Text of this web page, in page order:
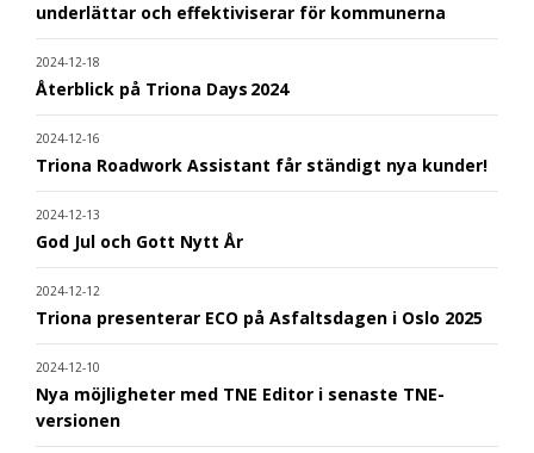
underlättar och effektiviserar för kommunerna
2024-12-18
Återblick på Triona Days 2024
2024-12-16
Triona Roadwork Assistant får ständigt nya kunder!
2024-12-13
God Jul och Gott Nytt År
2024-12-12
Triona presenterar ECO på Asfaltsdagen i Oslo 2025
2024-12-10
Nya möjligheter med TNE Editor i senaste TNE-
versionen